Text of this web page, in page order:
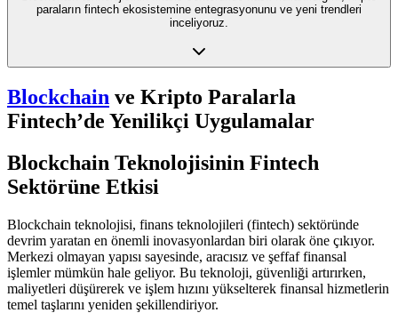
paraların fintech ekosistemine entegrasyonunu ve yeni trendleri
inceliyoruz.
Blockchain ve Kripto Paralarla
Fintech’de Yenilikçi Uygulamalar
Blockchain Teknolojisinin Fintech
Sektörüne Etkisi
Blockchain teknolojisi, finans teknolojileri (fintech) sektöründe
devrim yaratan en önemli inovasyonlardan biri olarak öne çıkıyor.
Merkezi olmayan yapısı sayesinde, aracısız ve şeffaf finansal
işlemler mümkün hale geliyor. Bu teknoloji, güvenliği artırırken,
maliyetleri düşürerek ve işlem hızını yükselterek finansal hizmetlerin
temel taşlarını yeniden şekillendiriyor.